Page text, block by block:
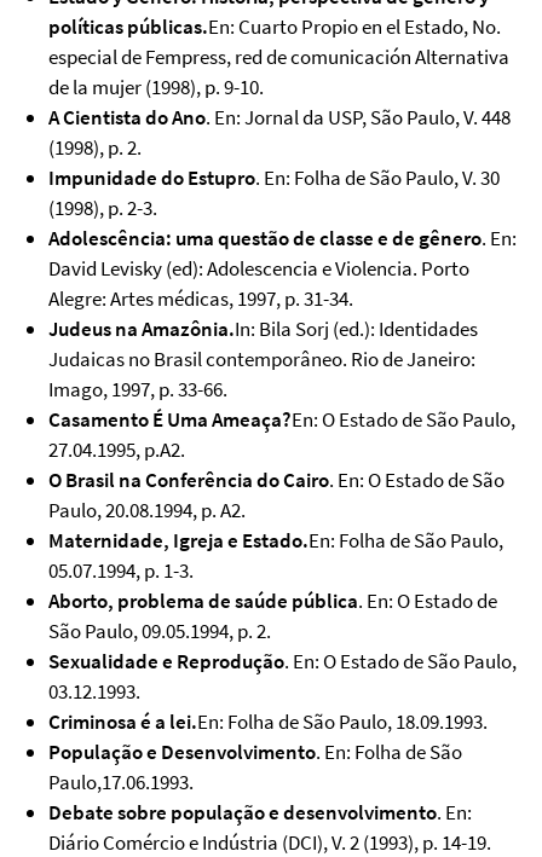
políticas públicas.En: Cuarto Propio en el Estado, No.
especial de Fempress, red de comunicación Alternativa
de la mujer (1998), p. 9-10.
A Cientista do Ano. En: Jornal da USP, São Paulo, V. 448
(1998), p. 2.
Impunidade do Estupro. En: Folha de São Paulo, V. 30
(1998), p. 2-3.
Adolescência: uma questão de classe e de gênero. En:
David Levisky (ed): Adolescencia e Violencia. Porto
Alegre: Artes médicas, 1997, p. 31-34.
Judeus na Amazônia.In: Bila Sorj (ed.): Identidades
Judaicas no Brasil contemporâneo. Rio de Janeiro:
Imago, 1997, p. 33-66.
Casamento É Uma Ameaça?En: O Estado de São Paulo,
27.04.1995, p.A2.
O Brasil na Conferência do Cairo. En: O Estado de São
Paulo, 20.08.1994, p. A2.
Maternidade, Igreja e Estado.En: Folha de São Paulo,
05.07.1994, p. 1-3.
Aborto, problema de saúde pública. En: O Estado de
São Paulo, 09.05.1994, p. 2.
Sexualidade e Reprodução. En: O Estado de São Paulo,
03.12.1993.
Criminosa é a lei.En: Folha de São Paulo, 18.09.1993.
População e Desenvolvimento. En: Folha de São
Paulo,17.06.1993.
Debate sobre população e desenvolvimento. En:
Diário Comércio e Indústria (DCI), V. 2 (1993), p. 14-19.